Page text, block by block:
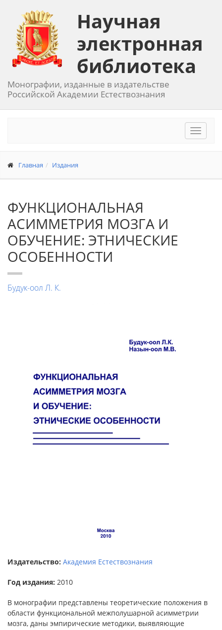
Научная
электронная
библиотека
Монографии, изданные в издательстве
Российской Академии Естествознания
Toggle
Главная Издания
ФУНКЦИОНАЛЬНАЯ
АСИММЕТРИЯ МОЗГА И
ОБУЧЕНИЕ: ЭТНИЧЕСКИЕ
ОСОБЕННОСТИ
Будук-оол Л. К.
Издательство: Академия Естествознания
Год издания: 2010
В монографии представлены теоретические положения в
области функциональной межполушарной асимметрии
мозга, даны эмпирические методики, выявляющие